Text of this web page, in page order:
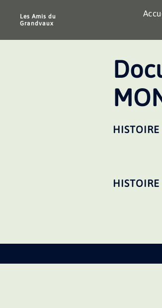
Les Amis du
Grandvaux